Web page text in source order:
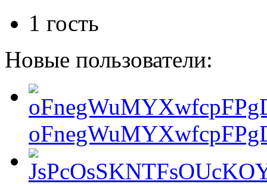
1 гость
Новые пользователи: